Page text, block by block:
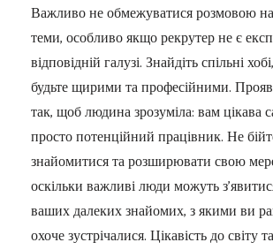
Важливо не обмежуватися розмовою
теми, особливо якщо рекрутер не є
відповідній галузі. Знайдіть спільні
будьте щирими та професійними.
так, щоб людина зрозуміла: вам цікава
просто потенційний працівник. Не
знайомитися та розширювати свою
оскільки важливі люди можуть
ваших далеких знайомих, з якими ви
охоче зустрічалися. Цікавість до світу